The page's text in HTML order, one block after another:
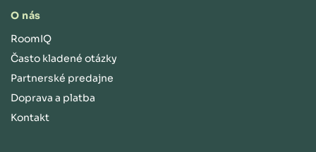
O nás
RoomIQ
Často kladené otázky
Partnerské predajne
Doprava a platba
Kontakt